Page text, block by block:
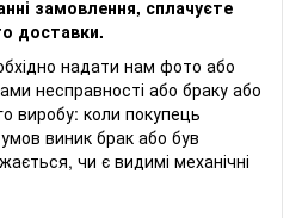
замовлення, сплачуєте
доставки.
надати нам фото або
несправності або браку або
виробу: коли покупець
виник брак або був
чи є видимі механічні